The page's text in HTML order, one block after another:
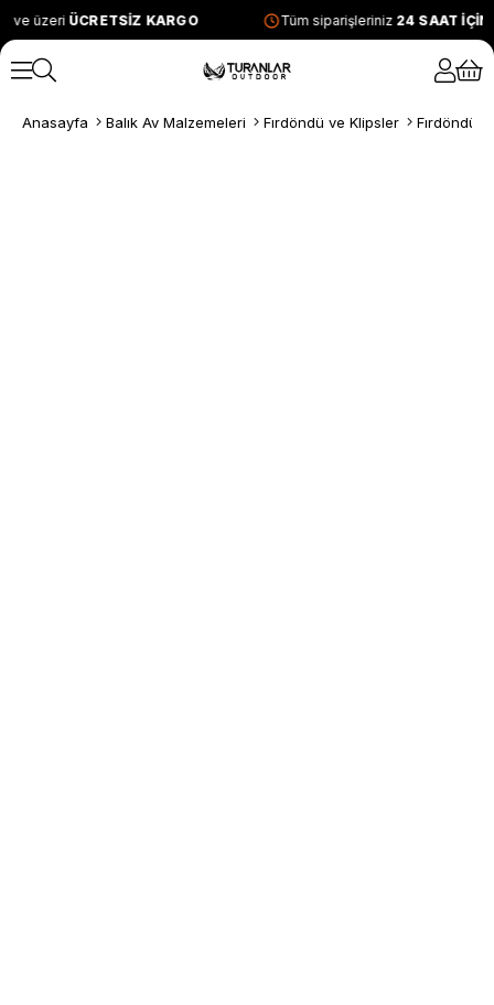
ve üzeriÜCRETSİZ KARGO Tüm siparişleriniz24 SAAT
Anasayfa Balık Av Malzemeleri Fırdöndü ve Klipsler Fırdöndüler